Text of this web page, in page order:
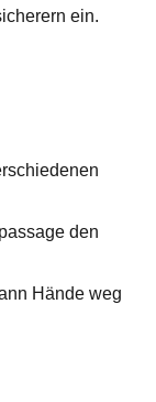
ein.
den
Hände weg